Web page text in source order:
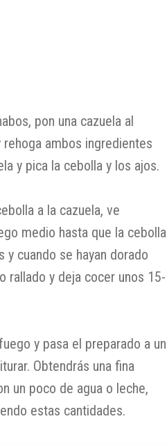
pon una cazuela al
ambos ingredientes
y pica la cebolla y los ajos.
a la cazuela, ve
medio hasta que la cebolla
cuando se hayan dorado
rallado y deja cocer unos 15-
y pasa el preparado a un
Obtendrás una fina
un poco de agua o leche,
estas cantidades.